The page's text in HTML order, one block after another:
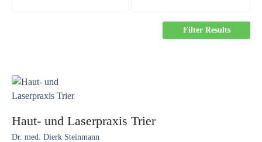
Filter Results
Haut- und Laserpraxis Trier
Dr. med. Dierk Steinmann